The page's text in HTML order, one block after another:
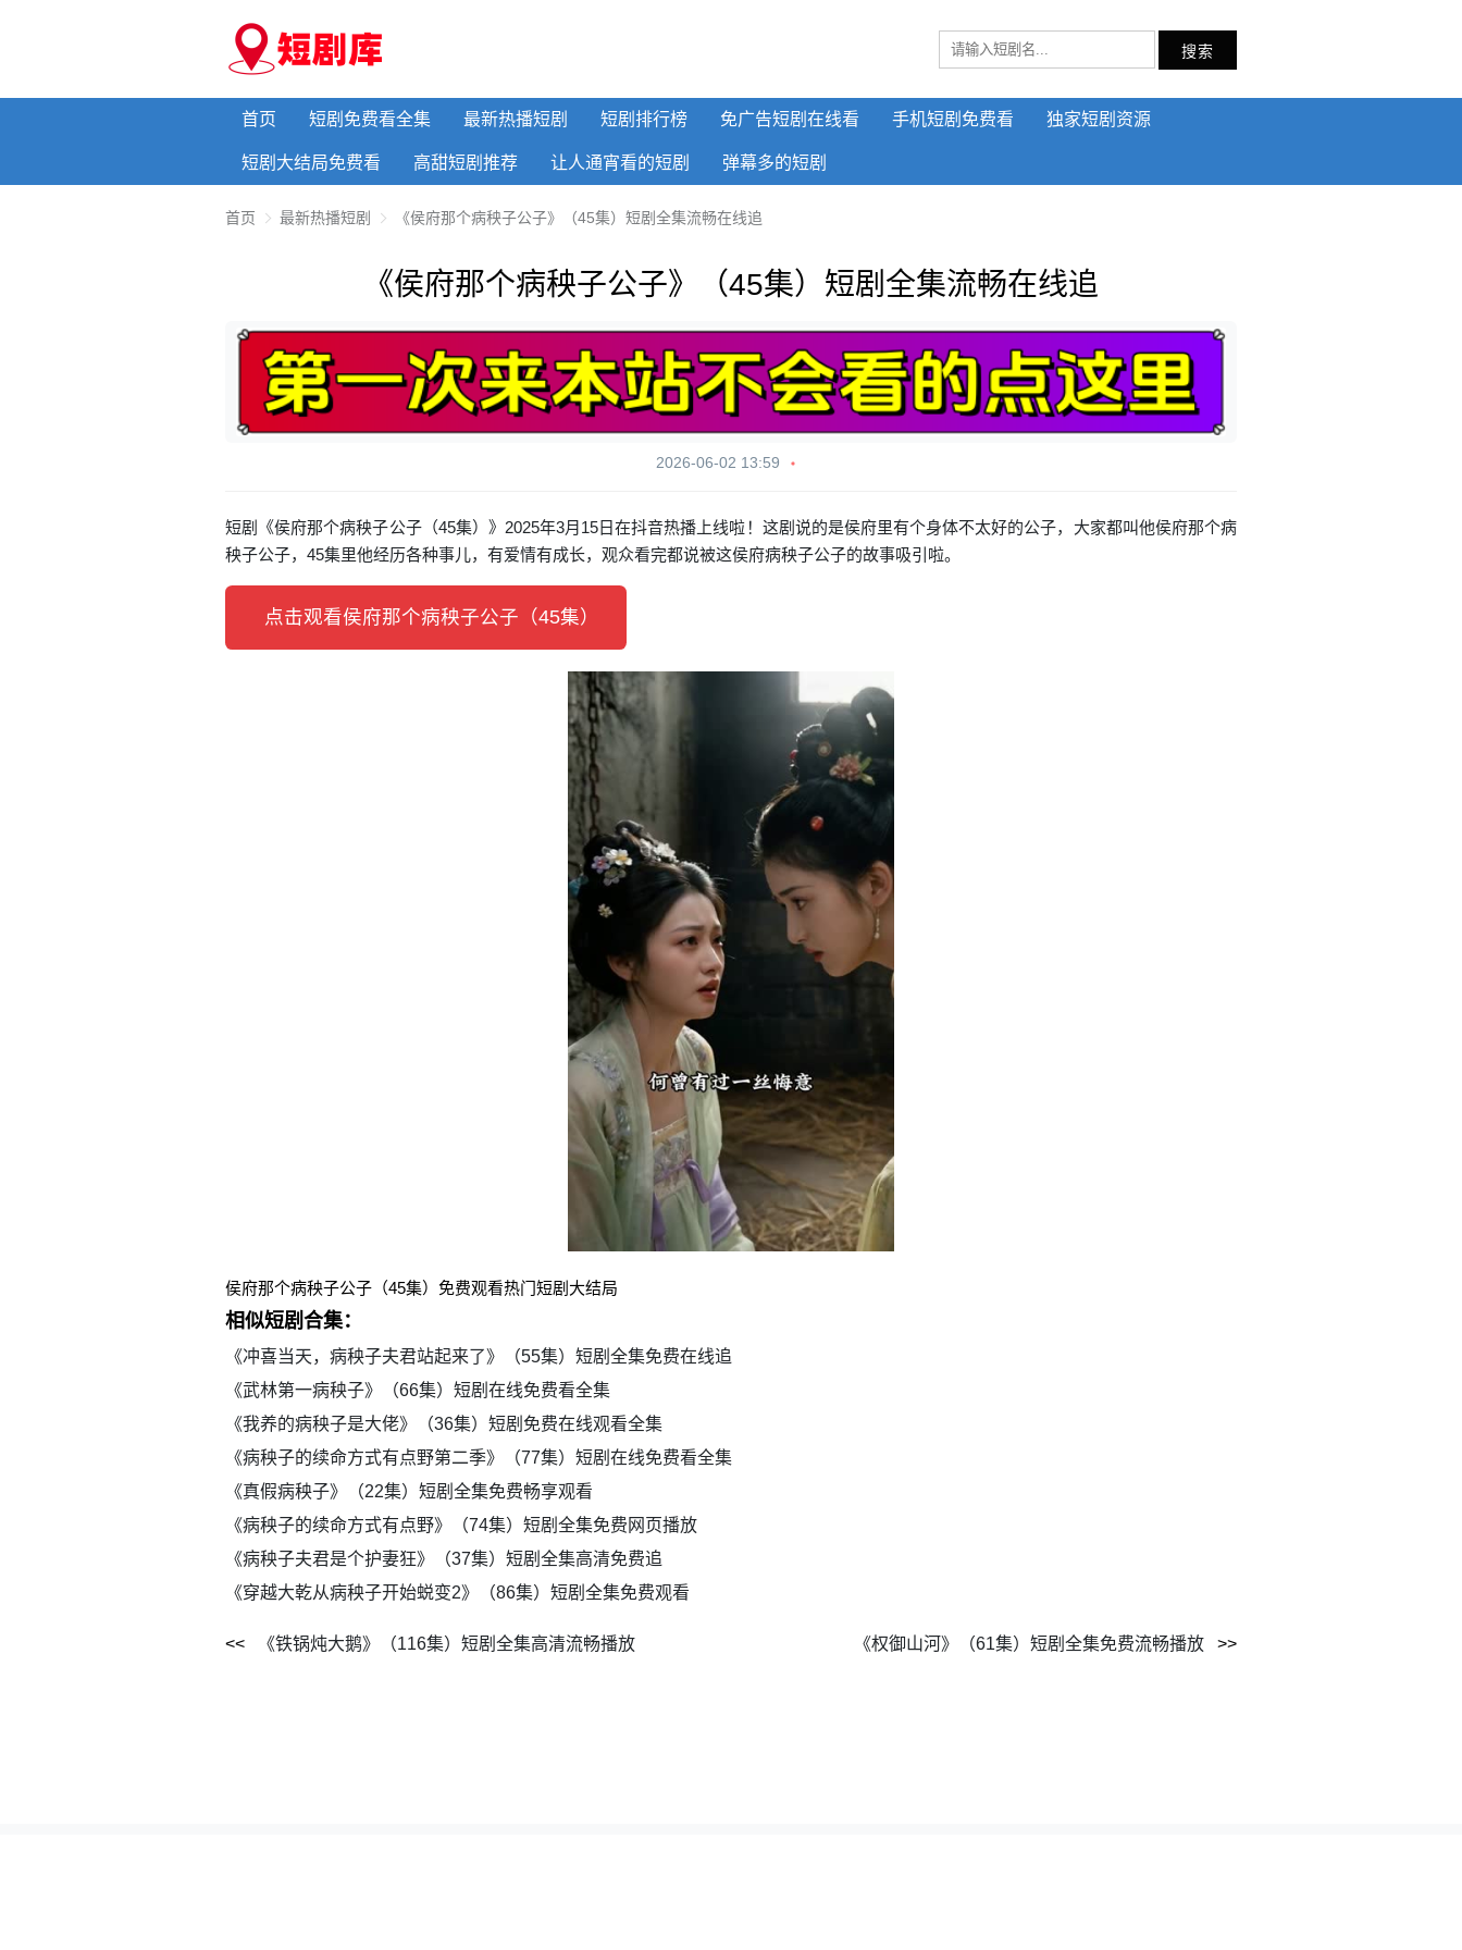
搜索
首页 短剧免费看全集 最新热播短剧 短剧排行榜 免广告短剧在线看 手机短剧免费看 独家短剧资源
短剧大结局免费看 高甜短剧推荐 让人通宵看的短剧 弹幕多的短剧
首页 最新热播短剧 《侯府那个病秧子公子》（45集）短剧全集流畅在线追
《侯府那个病秧子公子》（45集）短剧全集流畅在线追
2026-06-02 13:59
短剧《侯府那个病秧子公子（45集）》2025年3月15日在抖音热播上线啦！这剧说的是侯府里有个身体不太好的公子，大家都叫他侯府那个病
秧子公子，45集里他经历各种事儿，有爱情有成长，观众看完都说被这侯府病秧子公子的故事吸引啦。
点击观看侯府那个病秧子公子（45集）
侯府那个病秧子公子（45集）免费观看热门短剧大结局
相似短剧合集：
《冲喜当天，病秧子夫君站起来了》（55集）短剧全集免费在线追
《武林第一病秧子》（66集）短剧在线免费看全集
《我养的病秧子是大佬》（36集）短剧免费在线观看全集
《病秧子的续命方式有点野第二季》（77集）短剧在线免费看全集
《真假病秧子》（22集）短剧全集免费畅享观看
《病秧子的续命方式有点野》（74集）短剧全集免费网页播放
《病秧子夫君是个护妻狂》（37集）短剧全集高清免费追
《穿越大乾从病秧子开始蜕变2》（86集）短剧全集免费观看
《铁锅炖大鹅》（116集）短剧全集高清流畅播放 《权御山河》（61集）短剧全集免费流畅播放